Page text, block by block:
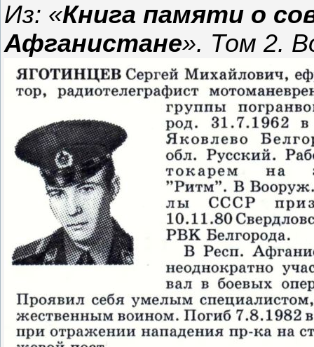
Из: «Книга памяти о
Афганистане». Том 2.